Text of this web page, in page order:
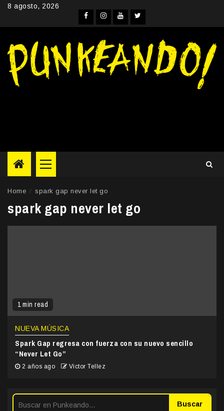
Skip8 agosto, 2026
Facebook
Instagram
YouTubeTwitter
Primary
Menu
Home spark gap never let go
spark gap never let go
1 min read
NUEVA MÚSICA
Spark Gap regresa con fuerza con su nuevo sencillo
“Never Let Go”
2 años ago Victor Tellez
Buscar